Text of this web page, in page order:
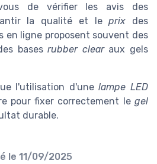
vous de vérifier les avis des
la qualité et leprix des
en ligne proposent souvent des
basesrubber clearaux gels
l'utilisation d'unelampe LED
pour fixer correctement le gel
durable.
le 11/09/2025